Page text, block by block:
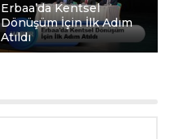
Erbaa’da Kentsel
Dönüşüm İçin İlk Adım
Atıldı